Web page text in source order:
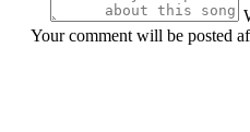
Your comment will be posted